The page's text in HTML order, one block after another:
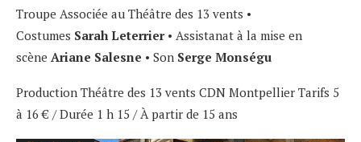
Troupe Associée au Théâtre des 13 vents •
Costumes Sarah Leterrier • Assistanat à la mise en
scène Ariane Salesne • Son Serge Monségu
Production Théâtre des 13 vents CDN Montpellier Tarifs 5
à 16 € / Durée 1 h 15 / À partir de 15 ans